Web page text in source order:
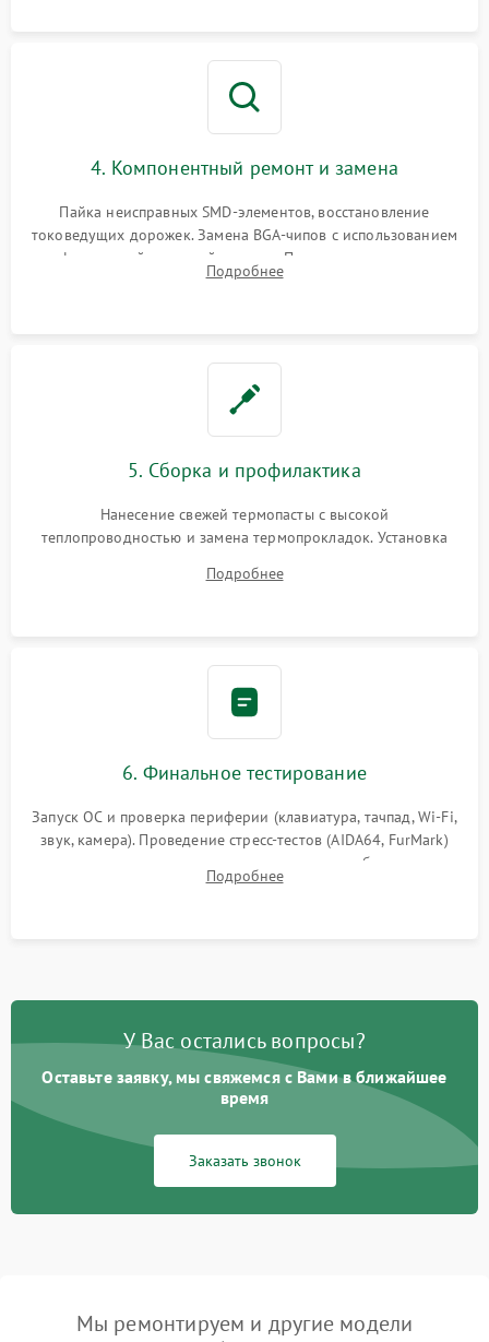
4. Компонентный ремонт и замена
Пайка неисправных SMD-элементов, восстановление
токоведущих дорожек. Замена BGA-чипов с использованием
инфракрасной паяльной станции. Прошивка микросхемы
BIOS или замена поврежденных портов USB
Подробнее
5. Сборка и профилактика
Нанесение свежей термопасты с высокой
теплопроводностью и замена термопрокладок. Установка
шлейфов, модулей памяти и накопителей. Предварительная
Подробнее
6. Финальное тестирование
Запуск ОС и проверка периферии (клавиатура, тачпад, Wi-Fi,
звук, камера). Проведение стресс-тестов (AIDA64, FurMark)
для контроля температурного режима и стабильности
системы под пиковой нагрузкой.
Подробнее
У Вас остались вопросы?
Оставьте заявку, мы свяжемся с Вами в ближайшее
время
Заказать звонок
Мы ремонтируем и другие модели